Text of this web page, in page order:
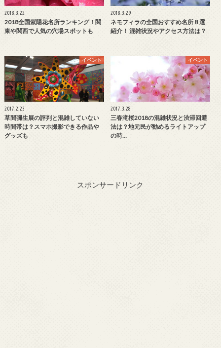
2018.3.22
2018全国紫陽花名所ランキング！関
東や関西で人気の穴場スポットも
2018.3.29
ネモフィラの全国おすすめ名所８選
紹介！ 混雑状況やアクセス方法は？
イベント
2017.2.23
草間彌生展の評判と混雑していない
時間帯は？スマホ撮影できる作品や
グッズも
イベント
2017.3.28
三春滝桜2018の混雑状況と渋滞回避
法は？地元民が勧めるライトアップ
の時…
スポンサードリンク